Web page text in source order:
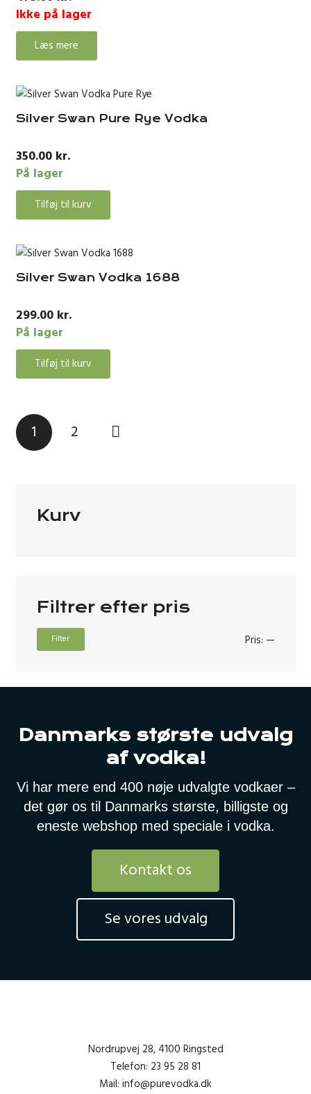
Ikke på lager
Læs mere
Silver Swan Pure Rye Vodka
350.00 kr.
På lager
Tilføj til kurv
Silver Swan Vodka 1688
299.00 kr.
På lager
Tilføj til kurv
Indlægsinddeling
1 2
Kurv
Filtrer efter pris
Filter Pris: —
Danmarks største udvalg
af vodka!
Vi har mere end 400 nøje udvalgte vodkaer –
det gør os til Danmarks største, billigste og
eneste webshop med speciale i vodka.
Kontakt os
Se vores udvalg
Nordrupvej 28, 4100 Ringsted
Telefon: 23 95 28 81
Mail: info@purevodka.dk